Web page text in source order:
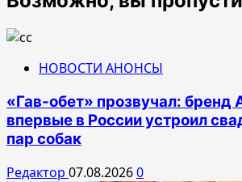
НОВОСТИ АНОНСЫ
«Гав-обет» прозвучал: бренд
впервые в России устроил
пар собак
Редактор 07.08.20260